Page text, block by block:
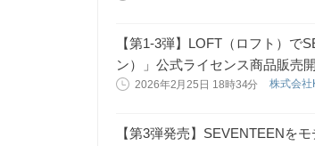
【第1-3弾】LOFT（ロフト）で
ン）」公式ライセンス商品販売
2026年2月25日 18時34分 株式会社
【第3弾発売】SEVENTEENを